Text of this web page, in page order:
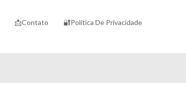
📩Contato 🔐Política De Privacidade